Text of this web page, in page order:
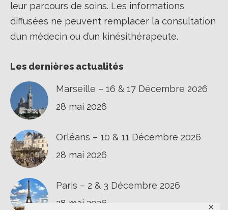
✕
leur parcours de soins. Les informations
diffusées ne peuvent remplacer la consultation
d’un médecin ou d’un kinésithérapeute.
Les dernières actualités
Marseille – 16 & 17 Décembre 2026
28 mai 2026
Orléans – 10 & 11 Décembre 2026
28 mai 2026
Paris – 2 & 3 Décembre 2026
28 mai 2026